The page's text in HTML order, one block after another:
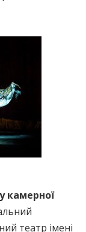
камерної
театр імені